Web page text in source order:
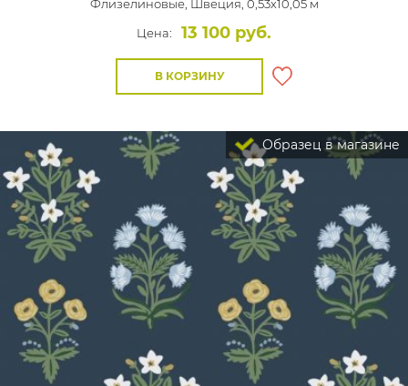
Флизелиновые,
Швеция, 0,53x10,05 м
Цена:
13 100 руб.
В КОРЗИНУ
Образец в магазине